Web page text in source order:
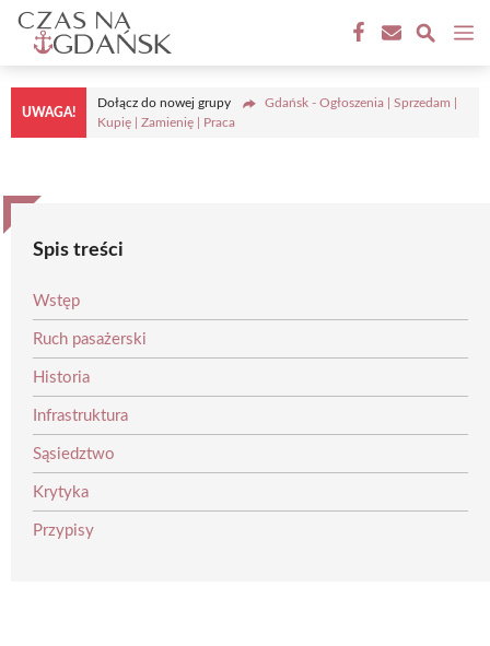
Przejdź
treści
UWAGA!
Dołącz do nowej grupy
Gdańsk - Ogłoszenia | Sprzedam |
Kupię | Zamienię | Praca
Spis treści
Wstęp
Ruch pasażerski
Historia
Infrastruktura
Sąsiedztwo
Krytyka
Przypisy